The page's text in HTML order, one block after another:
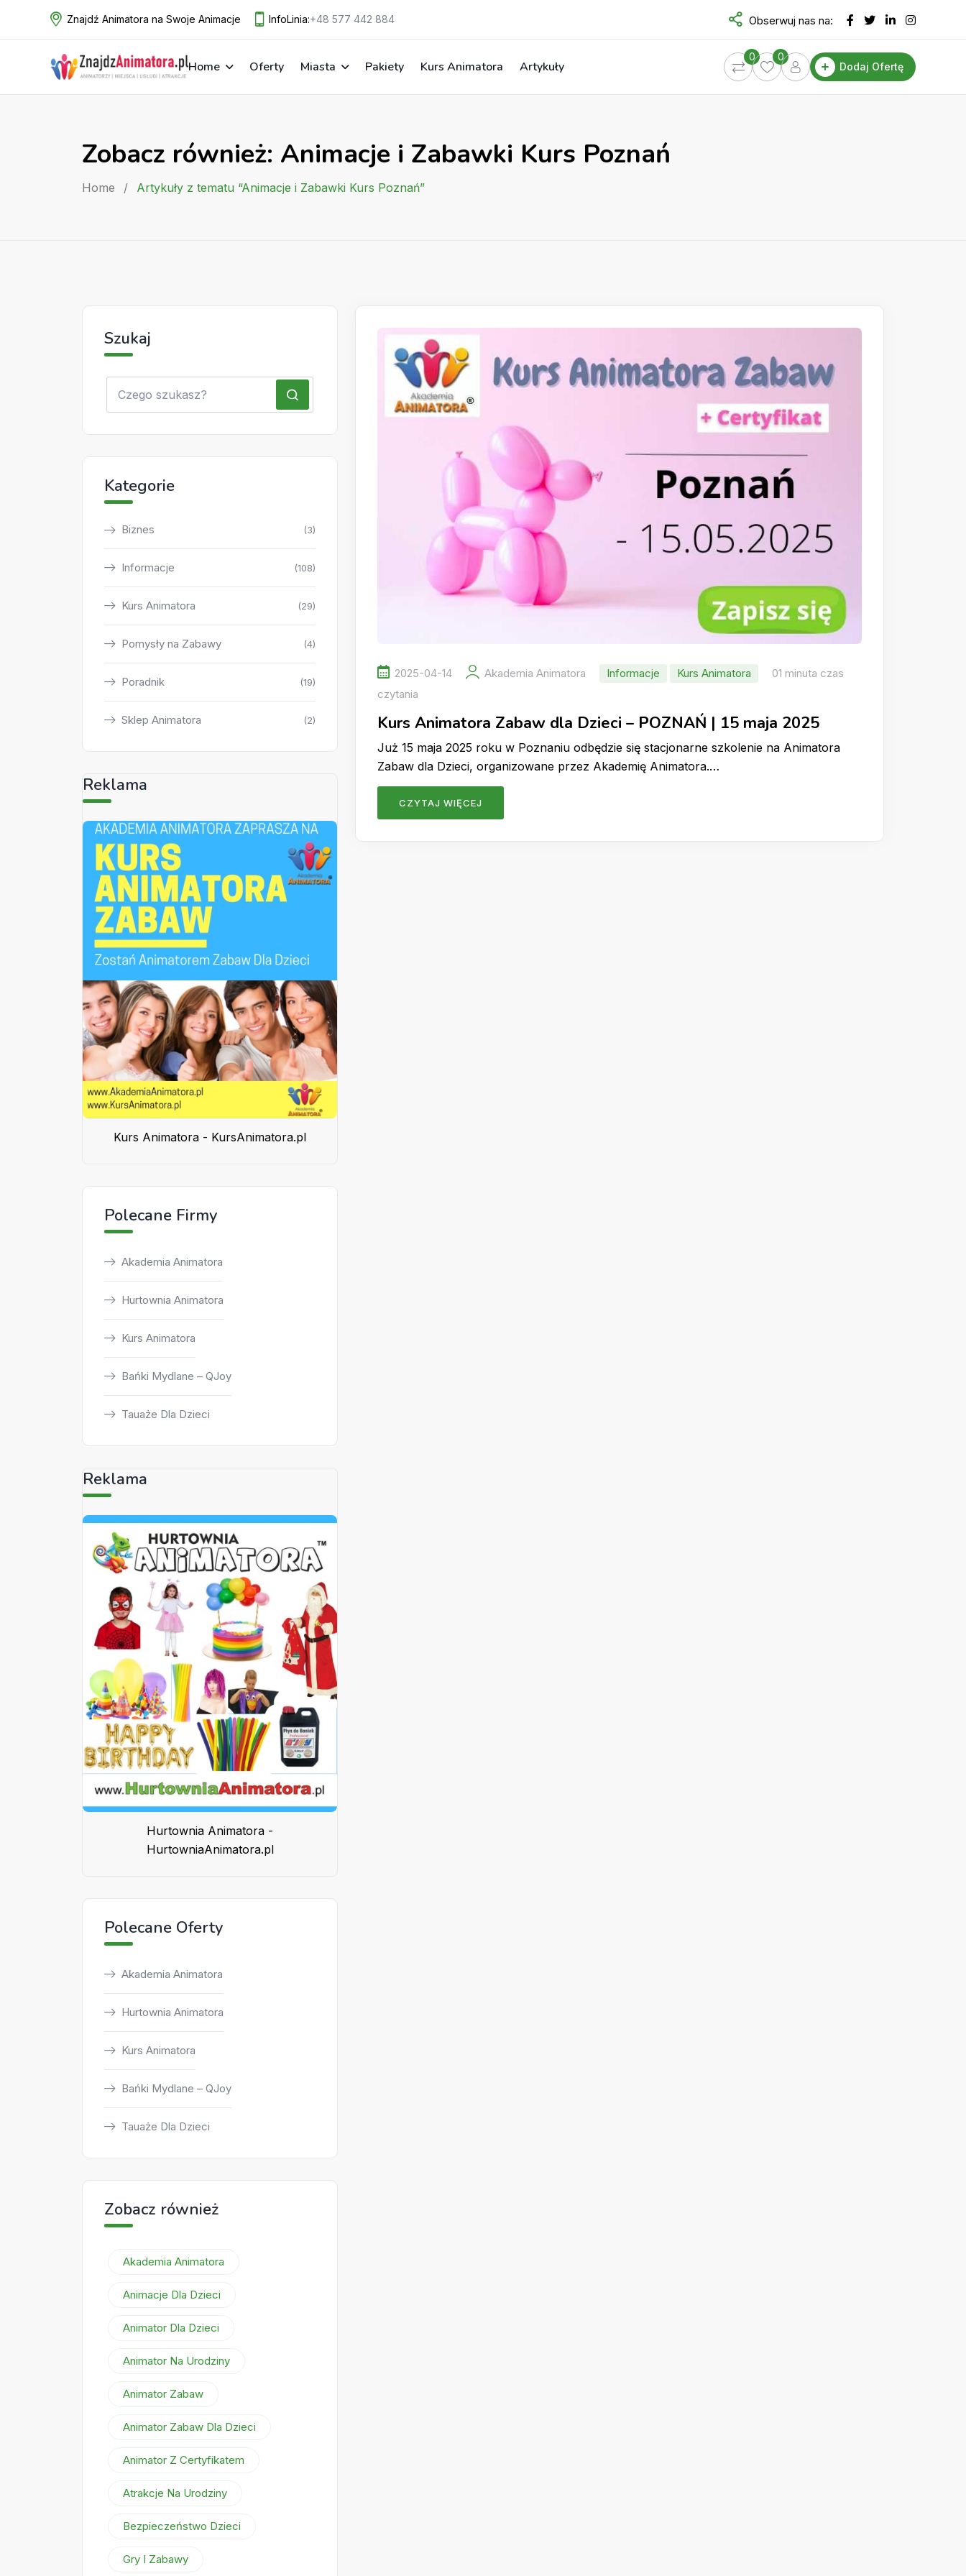
Znajdź Animatora na Swoje Animacje InfoLinia:+48 577 442 884 Obserwuj nas na:
Home Oferty Miasta Pakiety Kurs Animatora Artykuły
0
0
Dodaj Ofertę
Zobacz również: Animacje i Zabawki Kurs Poznań
Home / Artykuły z tematu “Animacje i Zabawki Kurs Poznań”
2025-04-14 Akademia Animatora Informacje Kurs Animatora
01 minuta czas
czytania
Kurs Animatora Zabaw dla Dzieci – POZNAŃ | 15 maja 2025
Już 15 maja 2025 roku w Poznaniu odbędzie się stacjonarne szkolenie na Animatora
Zabaw dla Dzieci, organizowane przez Akademię Animatora.…
CZYTAJ WIĘCEJ
Szukaj
Kategorie
Biznes (3)
Informacje (108)
Kurs Animatora (29)
Pomysły na Zabawy (4)
Poradnik (19)
Sklep Animatora (2)
Reklama
Kurs Animatora - KursAnimatora.pl
Polecane Firmy
Akademia Animatora
Hurtownia Animatora
Kurs Animatora
Bańki Mydlane – QJoy
Tauaże Dla Dzieci
Reklama
Hurtownia Animatora -
HurtowniaAnimatora.pl
Polecane Oferty
Akademia Animatora
Hurtownia Animatora
Kurs Animatora
Bańki Mydlane – QJoy
Tauaże Dla Dzieci
Zobacz również
Akademia Animatora
Animacje Dla Dzieci
Animator Dla Dzieci
Animator Na Urodziny
Animator Zabaw
Animator Zabaw Dla Dzieci
Animator Z Certyfikatem
Atrakcje Na Urodziny
Bezpieczeństwo Dzieci
Gry I Zabawy